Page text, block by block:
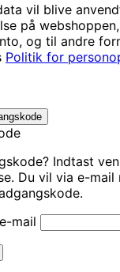
vil blive
på
og til andre
Politik for
Indtast
Du vil via e-
mail